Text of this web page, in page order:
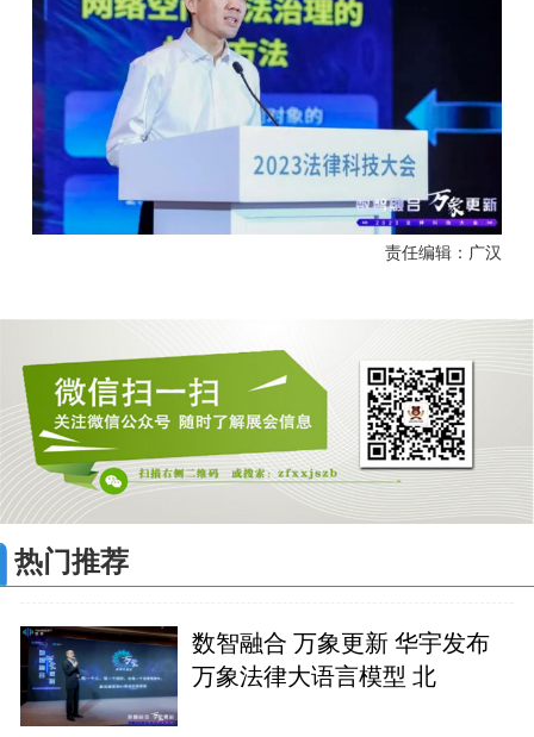
责任编辑：广汉
热门推荐
数智融合 万象更新 华宇发布
万象法律大语言模型 北